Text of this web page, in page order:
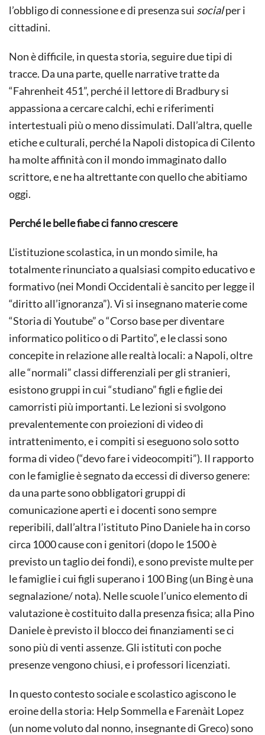
l’obbligo di connessione e di presenza sui socialper i
cittadini.
Non è difficile, in questa storia, seguire due tipi di
tracce. Da una parte, quelle narrative tratte da
“Fahrenheit 451”, perché il lettore di Bradbury si
appassiona a cercare calchi, echi e riferimenti
intertestuali più o meno dissimulati. Dall’altra, quelle
etiche e culturali, perché la Napoli distopica di Cilento
ha molte affinità con il mondo immaginato dallo
scrittore, e ne ha altrettante con quello che abitiamo
oggi.
Perché le belle fiabe ci fanno crescere
L’istituzione scolastica, in un mondo simile, ha
totalmente rinunciato a qualsiasi compito educativo e
formativo (nei Mondi Occidentali è sancito per legge il
“diritto all’ignoranza”). Vi si insegnano materie come
“Storia di Youtube” o “Corso base per diventare
informatico politico o di Partito”, e le classi sono
concepite in relazione alle realtà locali: a Napoli, oltre
alle “normali” classi differenziali per gli stranieri,
esistono gruppi in cui “studiano” figli e figlie dei
camorristi più importanti. Le lezioni si svolgono
prevalentemente con proiezioni di video di
intrattenimento, e i compiti si eseguono solo sotto
forma di video (“devo fare i videocompiti”). Il rapporto
con le famiglie è segnato da eccessi di diverso genere:
da una parte sono obbligatori gruppi di
comunicazione aperti e i docenti sono sempre
reperibili, dall’altra l’istituto Pino Daniele ha in corso
circa 1000 cause con i genitori (dopo le 1500 è
previsto un taglio dei fondi), e sono previste multe per
le famiglie i cui figli superano i 100 Bing (un Bing è una
segnalazione/ nota). Nelle scuole l’unico elemento di
valutazione è costituito dalla presenza fisica; alla Pino
Daniele è previsto il blocco dei finanziamenti se ci
sono più di venti assenze. Gli istituti con poche
presenze vengono chiusi, e i professori licenziati.
In questo contesto sociale e scolastico agiscono le
eroine della storia: Help Sommella e Farenàit Lopez
(un nome voluto dal nonno, insegnante di Greco) sono